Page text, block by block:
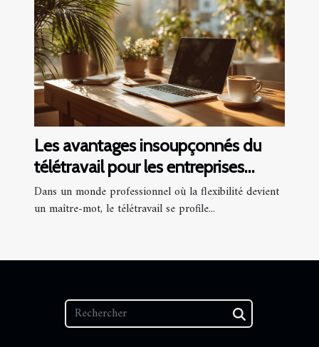
Les avantages insoupçonnés du
télétravail pour les entreprises
modernes
Dans un monde professionnel où la flexibilité devient
un maître-mot, le télétravail se profile...